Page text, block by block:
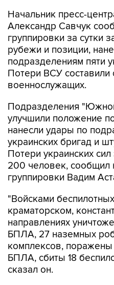
Начальник пресс-
Александр Савчук
группировки за сутки
рубежи и позиции,
подразделениям пяти
Потери ВСУ
военнослужащих.
Подразделения
улучшили положение
нанесли удары по
украинских бригад и
Потери украинских сил
200 человек, сообщил
группировки Вадим
"Войсками
краматорском,
направлениях
БПЛА, 27 наземных
комплексов, поражены
БПЛА, сбиты 18
сказал он.